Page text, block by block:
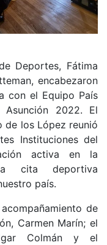
Deportes, Fátima
encabezaron
con el Equipo País
Asunción 2022. El
de los López reunió
Instituciones del
activa en la
cita deportiva
país.
de
Carmen Marín; el
Colmán y el